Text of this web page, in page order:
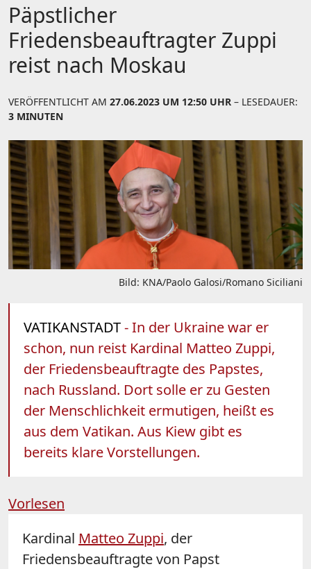
Päpstlicher
Friedensbeauftragter Zuppi
reist nach Moskau
VERÖFFENTLICHT AM 27.06.2023 UM 12:50 UHR – LESEDAUER:
3 MINUTEN
Bild: KNA/Paolo Galosi/Romano Siciliani
VATIKANSTADT- In der Ukraine war er
schon, nun reist Kardinal Matteo Zuppi,
der Friedensbeauftragte des Papstes,
nach Russland. Dort solle er zu Gesten
der Menschlichkeit ermutigen, heißt es
aus dem Vatikan. Aus Kiew gibt es
bereits klare Vorstellungen.
Vorlesen
Kardinal Matteo Zuppi, der
Friedensbeauftragte von Papst